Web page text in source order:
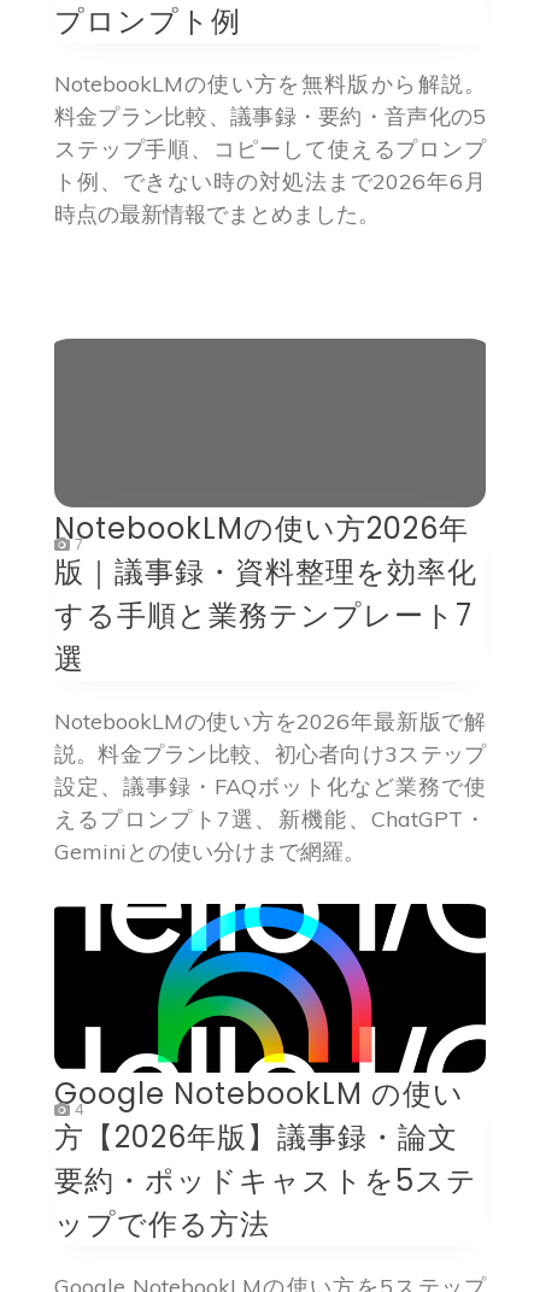
プロンプト例
NotebookLMの使い方を無料版から解説。
料金プラン比較、議事録・要約・音声化の5
ステップ手順、コピーして使えるプロンプ
ト例、できない時の対処法まで2026年6月
時点の最新情報でまとめました。
7
NotebookLMの使い方2026年
版｜議事録・資料整理を効率化
する手順と業務テンプレート7
選
NotebookLMの使い方を2026年最新版で解
説。料金プラン比較、初心者向け3ステップ
設定、議事録・FAQボット化など業務で使
えるプロンプト7選、新機能、ChatGPT・
Geminiとの使い分けまで網羅。
4
Google NotebookLM の使い
方【2026年版】議事録・論文
要約・ポッドキャストを5ステ
ップで作る方法